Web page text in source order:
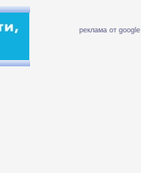
реклама от google